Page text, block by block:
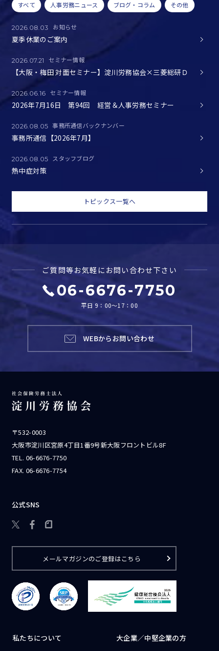
すべて 人事労務ニュース ブログ・コラム その他
2026.08.03 お知らせ
夏季休業のご案内
2026.07.21 セミナー情報
【大阪・梅田 対面セミナー】淀川労務協会×三菱総研Ｄ
2026.06.16 セミナー情報
2026年7月16日 第94回 経営＆人事労務セミナー
2026.08.05 事務所通信バックナンバー
事務所通信【2026年7月】
2026.08.05 スタッフブログ
熱中症対策
トピックス一覧へ
ご質問等お気軽にお問い合わせ下さい
06-6676-7750
平日 9：00～17：00
WEBからお問い合わせ
〒532-0003
大阪市淀川区宮原4丁目1番9号新大阪フロントビル8F
TEL. 06-6676-7750
FAX. 06-6676-7754
公式SNS

メールマガジンのご登録はこちら
私たちについて 大企業／中堅企業の方